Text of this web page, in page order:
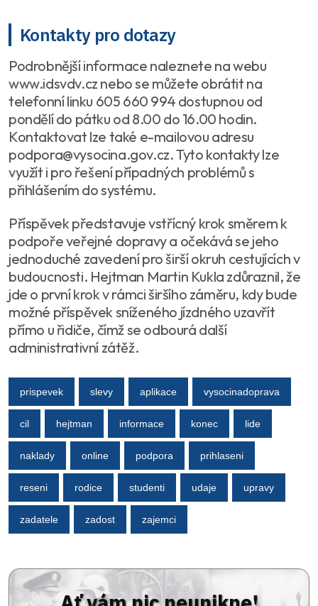
Kontakty pro dotazy
Podrobnější informace naleznete na webu
www.idsvdv.cz nebo se můžete obrátit na
telefonní linku 605 660 994 dostupnou od
pondělí do pátku od 8.00 do 16.00 hodin.
Kontaktovat lze také e-mailovou adresu
podpora@vysocina.gov.cz. Tyto kontakty lze
využít i pro řešení případných problémů s
přihlášením do systému.
Příspěvek představuje vstřícný krok směrem k
podpoře veřejné dopravy a očekává se jeho
jednoduché zavedení pro širší okruh cestujících v
budoucnosti. Hejtman Martin Kukla zdůraznil, že
jde o první krok v rámci širšího záměru, kdy bude
možné příspěvek sníženého jízdného uzavřít
přímo u řidiče, čímž se odbourá další
administrativní zátěž.
prispevek slevy aplikace vysocinadoprava
cil hejtman informace konec lide
naklady online podpora prihlaseni
reseni rodice studenti udaje upravy
zadatele zadost zajemci